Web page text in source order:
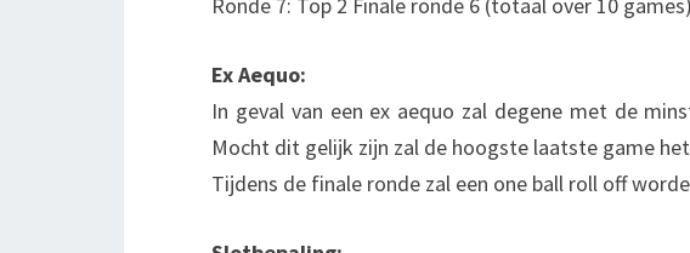
Ex Aequo:
In geval van een ex aequo zal degene met de
Mocht dit gelijk zijn zal de hoogste laatste game
Tijdens de finale ronde zal een one ball roll off